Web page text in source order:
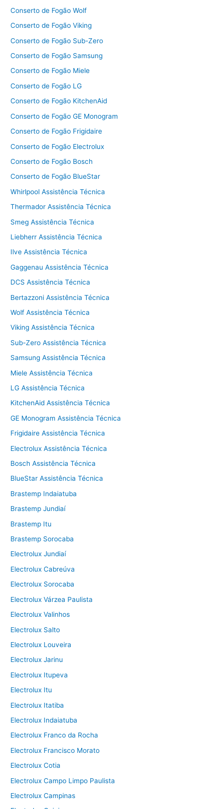
Conserto de Fogão Wolf
Conserto de Fogão Viking
Conserto de Fogão Sub-Zero
Conserto de Fogão Samsung
Conserto de Fogão Miele
Conserto de Fogão LG
Conserto de Fogão KitchenAid
Conserto de Fogão GE Monogram
Conserto de Fogão Frigidaire
Conserto de Fogão Electrolux
Conserto de Fogão Bosch
Conserto de Fogão BlueStar
Whirlpool Assistência Técnica
Thermador Assistência Técnica
Smeg Assistência Técnica
Liebherr Assistência Técnica
Ilve Assistência Técnica
Gaggenau Assistência Técnica
DCS Assistência Técnica
Bertazzoni Assistência Técnica
Wolf Assistência Técnica
Viking Assistência Técnica
Sub-Zero Assistência Técnica
Samsung Assistência Técnica
Miele Assistência Técnica
LG Assistência Técnica
KitchenAid Assistência Técnica
GE Monogram Assistência Técnica
Frigidaire Assistência Técnica
Electrolux Assistência Técnica
Bosch Assistência Técnica
BlueStar Assistência Técnica
Brastemp Indaiatuba
Brastemp Jundiaí
Brastemp Itu
Brastemp Sorocaba
Electrolux Jundiaí
Electrolux Cabreúva
Electrolux Sorocaba
Electrolux Várzea Paulista
Electrolux Valinhos
Electrolux Salto
Electrolux Louveira
Electrolux Jarinu
Electrolux Itupeva
Electrolux Itu
Electrolux Itatiba
Electrolux Indaiatuba
Electrolux Franco da Rocha
Electrolux Francisco Morato
Electrolux Cotia
Electrolux Campo Limpo Paulista
Electrolux Campinas